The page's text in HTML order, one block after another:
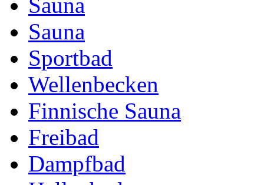
Sauna
Sportbad
Wellenbecken
Finnische Sauna
Freibad
Dampfbad